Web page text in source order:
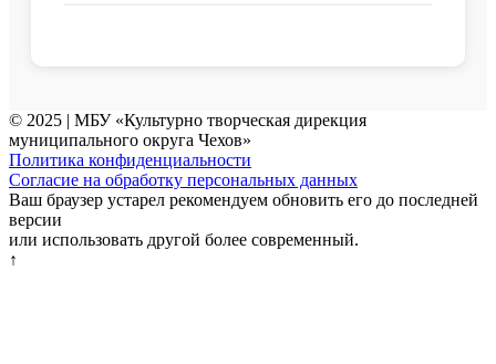
© 2025 | МБУ «Культурно творческая дирекция
муниципального округа Чехов»
Политика конфиденциальности
Согласие на обработку персональных данных
Ваш браузер устарел рекомендуем обновить его до последней
версии
или использовать другой более современный.
↑